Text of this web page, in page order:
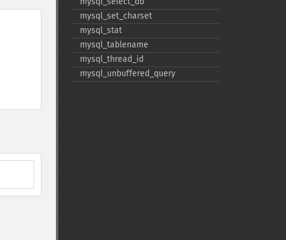
mysql_​set_​charset
mysql_​stat
mysql_​tablename
mysql_​thread_​id
mysql_​unbuffered_​query